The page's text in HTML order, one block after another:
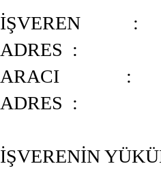
İŞVEREN :
ADRES :
ARACI :
ADRES :
İŞVERENİN